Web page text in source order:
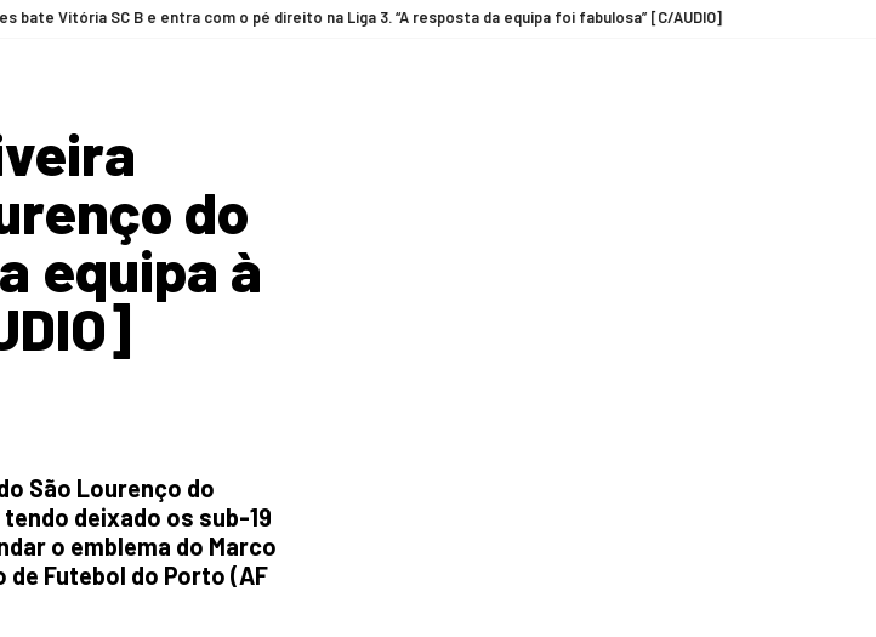
bate Vitória SC B e entra com o pé direito na Liga 3. “A resposta da equipa foi fabulosa” [C/AUDIO]
do
equipa à
São Lourenço do
deixado os sub-19
o emblema do Marco
de Futebol do Porto (AF